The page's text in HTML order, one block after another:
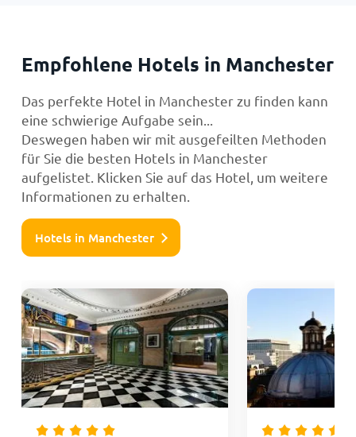
Empfohlene Hotels in Manchester
Das perfekte Hotel in Manchester zu finden kann
eine schwierige Aufgabe sein...
Deswegen haben wir mit ausgefeilten Methoden
für Sie die besten Hotels in Manchester
aufgelistet. Klicken Sie auf das Hotel, um weitere
Informationen zu erhalten.
Hotels in Manchester